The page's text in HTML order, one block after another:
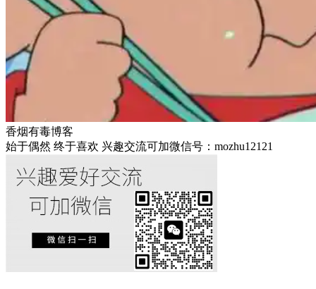
香烟有毒博客
始于偶然 终于喜欢 兴趣交流可加微信号：mozhu12121